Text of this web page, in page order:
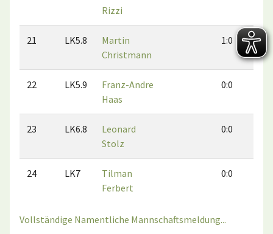
Rizzi
21 LK5.8
Martin
Christmann
1:0
22 LK5.9
Franz-Andre
Haas
0:0
23 LK6.8
Leonard
Stolz
0:0
24 LK7
Tilman
Ferbert
0:0
Vollständige Namentliche Mannschaftsmeldung...